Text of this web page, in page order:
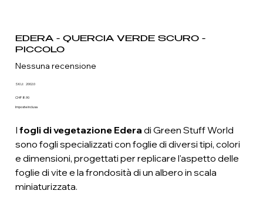
EDERA - QUERCIA VERDE SCURO -
PICCOLO
Nessuna recensione
SKU: SKU
2002.0
Prezzo
CHF 8.90
Imposte inclusa
Ifogli di vegetazione Edera di Green Stuff World
sono fogli specializzati con foglie di diversi tipi, colori
e dimensioni, progettati per replicare l'aspetto delle
foglie di vite e la frondosità di un albero in scala
miniaturizzata.